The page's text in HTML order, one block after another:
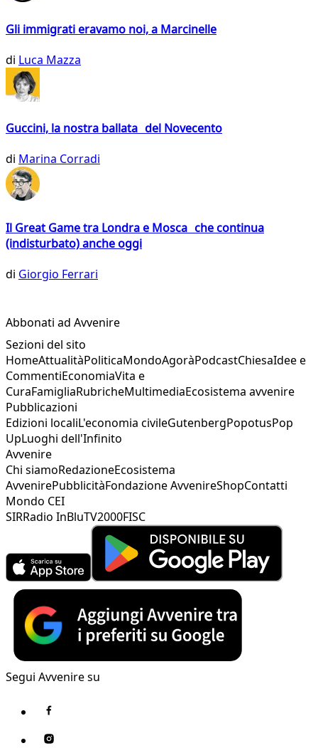
Gli immigrati eravamo noi, a Marcinelle
di Luca Mazza
Guccini, la nostra ballata del Novecento
di Marina Corradi
Il Great Game tra Londra e Mosca che continua
(indisturbato) anche oggi
di Giorgio Ferrari
Abbonati ad Avvenire
Sezioni del sito
HomeAttualitàPoliticaMondoAgoràPodcastChiesaIdee e
CommentiEconomiaVita e
CuraFamigliaRubricheMultimediaEcosistema avvenire
Pubblicazioni
Edizioni localiL'economia civileGutenbergPopotusPop
UpLuoghi dell'Infinito
Avvenire
Chi siamoRedazioneEcosistema
AvvenirePubblicitàFondazione AvvenireShopContatti
Mondo CEI
SIRRadio InBluTV2000FISC
Segui Avvenire su